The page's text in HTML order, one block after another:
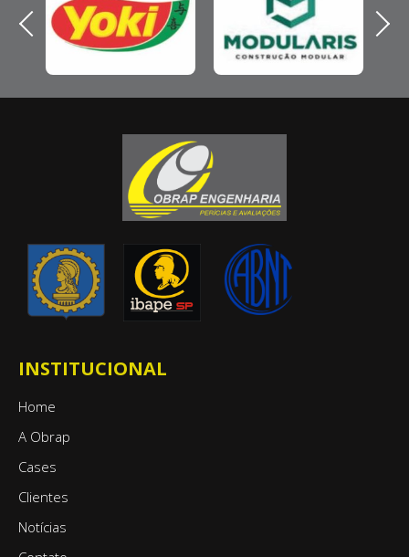
Previous Next
INSTITUCIONAL
Home
A Obrap
Cases
Clientes
Notícias